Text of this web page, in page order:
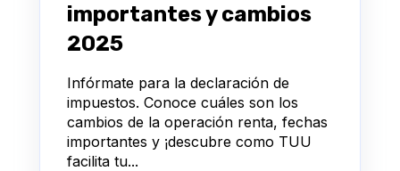
importantes y cambios
2025
Infórmate para la declaración de
impuestos. Conoce cuáles son los
cambios de la operación renta, fechas
importantes y ¡descubre como TUU
facilita tu...